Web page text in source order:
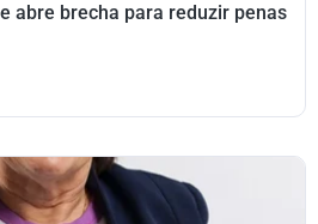
abre brecha para reduzir penas